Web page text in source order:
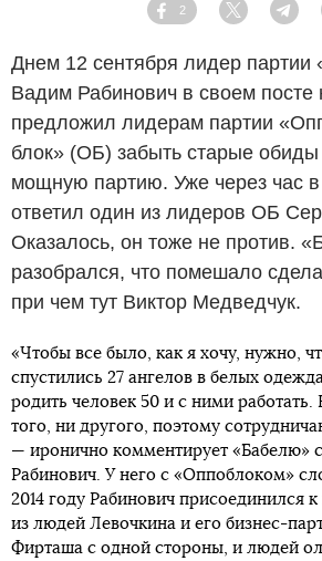
Facebook
2
Twitter
Днем 12 сентября лидер партии
Вадим Рабинович в своем посте
предложил лидерам партии
блок» (ОБ) забыть старые обиды
мощную партию. Уже через час
ответил один из лидеров ОБ
Оказалось, он тоже не против.
разобрался, что помешало
при чем тут Виктор Медведчук.
«Чтобы все было, как я хочу, нужно,
спустились 27 ангелов в белых
родить человек 50 и с ними
того, ни другого, поэтому
— иронично комментирует «Бабелю»
Рабинович. У него c «Оппоблоком»
2014 году Рабинович присоединился
из людей Левочкина и его бизнес-
Фирташа с одной стороны, и людей